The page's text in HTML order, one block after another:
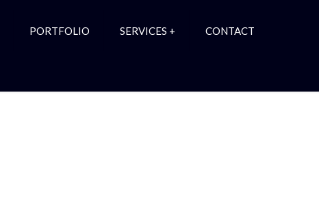
PORTFOLIO SERVICES + CONTACT